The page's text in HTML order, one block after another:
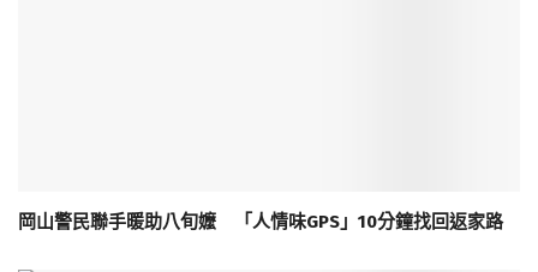
岡山警民聯手暖助八旬嬤 「人情味GPS」10分鐘找回返家路